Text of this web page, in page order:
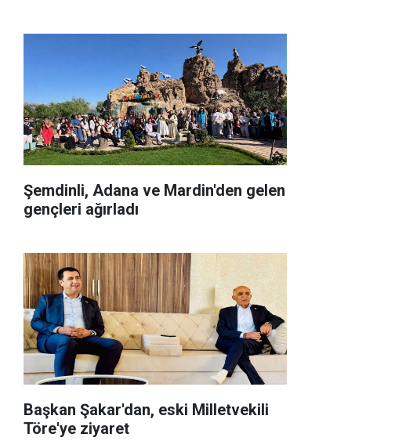
Şemdinli, Adana ve Mardin'den gelen
gençleri ağırladı
Başkan Şakar'dan, eski Milletvekili
Töre'ye ziyaret